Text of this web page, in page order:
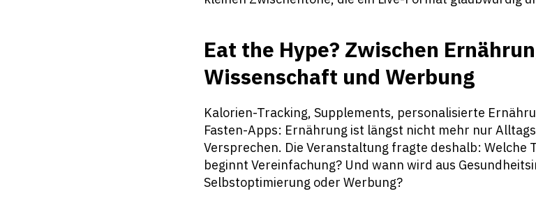
Eat the Hype? Zwischen
Wissenschaft und Werbung
Kalorien-Tracking, Supplements, personalisierte
Fasten-Apps: Ernährung ist längst nicht mehr nur
Versprechen. Die Veranstaltung fragte deshalb: Welche
beginnt Vereinfachung? Und wann wird aus
Selbstoptimierung oder Werbung?